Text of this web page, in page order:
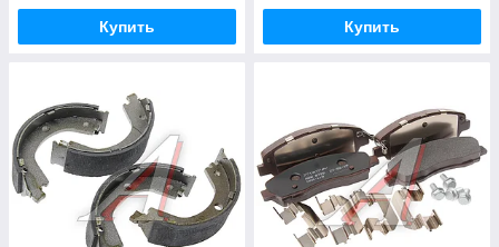
Купить Купить